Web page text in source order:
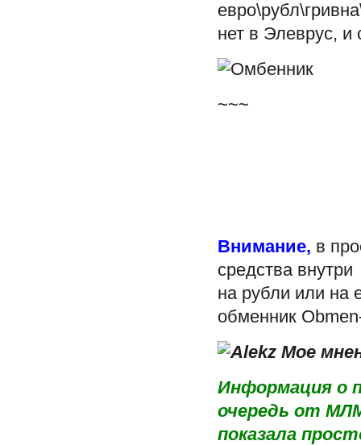
нет в Элеврус, и
~~~
Внимание, в
средства
на рубли или
обменник
Мое
Информация о
очередь от
показала